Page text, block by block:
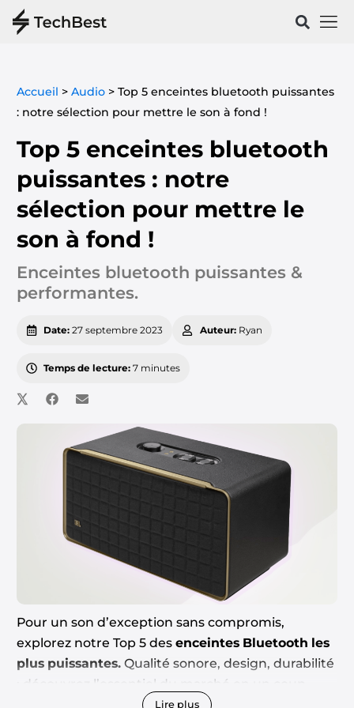
Accueil > Audio> Top 5 enceintes bluetooth puissantes
: notre sélection pour mettre le son à fond !
Top 5 enceintes bluetooth
puissantes : notre
sélection pour mettre le
son à fond !
Enceintes bluetooth puissantes &
performantes.
Date:27 septembre 2023 Auteur: Ryan
Temps de lecture:7 minutes
Pour un son d’exception sans compromis,
explorez notre Top 5 des enceintes Bluetooth les
plus puissantes.Qualité sonore, design, durabilité
: découvrez l’essentiel du marché en un coup
Lire plus